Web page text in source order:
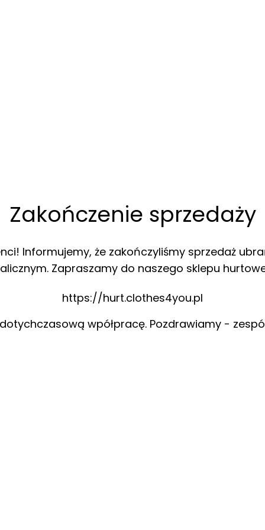
Zakończenie sprzedaży
Informujemy, że zakończyliśmy sprzedaż
Zapraszamy do naszego sklepu
https://hurt.clothes4you.pl
wpółpracę. Pozdrawiamy -